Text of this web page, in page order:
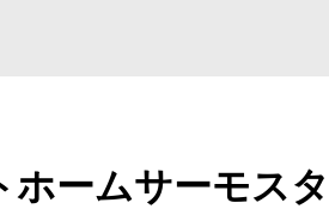
ホームサーモス